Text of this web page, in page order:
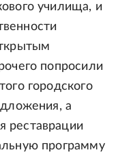
училища, и
попросили
городского
а
реставрации
программу